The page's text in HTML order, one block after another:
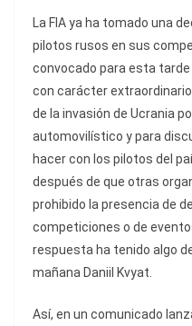
La FIA ya ha tomado una
pilotos rusos en sus
convocado para esta
con carácter
de la invasión de Ucrania
automovilístico y para
hacer con los pilotos del
después de que otras
prohibido la presencia de
competiciones o de
respuesta ha tenido algo
mañana Daniil Kvyat.
Así, en un comunicado